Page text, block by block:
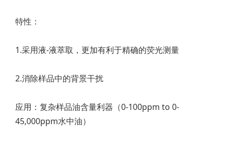
特性：
1.采用液-液萃取，更加有利于精确的荧光测量
2.消除样品中的背景干扰
应用：复杂样品油含量利器（0-100ppm to 0-
45,000ppm水中油）